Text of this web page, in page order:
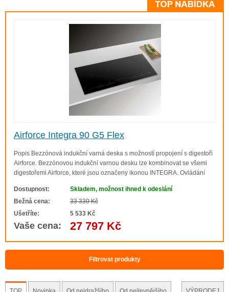
Airforce Integra 90 G5 Flex
Popis Bezzónová indukční varná deska s možností propojení s digestoří
Airforce. Bezzónovou indukční varnou desku lze kombinovat se všemi
digestořemi Airforce, které jsou označeny ikonou INTEGRA. Ovládání
odsavače ovládat pomocí..
Dostupnost:
Skladem, možnost ihned k odeslání
Bežná cena:
33 330 Kč
Ušetříte:
5 533 Kč
Vaše cena: 27 797 Kč
Filtrovat produkty